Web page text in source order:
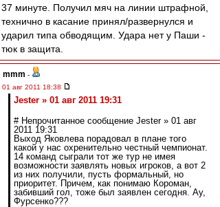
37 минуте. Получил мяч на линии штрафной,
технично в касание принял/развернулся и
ударил типа обводящим. Удара нет у Паши -
тюк в защита.
mmm -
01 авг 2011 18:38
Jester » 01 авг 2011 19:31
# Непрочитанное сообщение Jester » 01 авг
2011 19:31
Выход Яковлева порадовал в плане того
какой у нас охренительно честный чемпионат.
14 команд сыграли тот же тур не имея
возможности заявлять новых игроков, а вот 2
из них получили, пусть формальный, но
приоритет. Причем, как понимаю Короман,
забивший гол, тоже был заявлен сегодня. Ау,
Фурсенко???